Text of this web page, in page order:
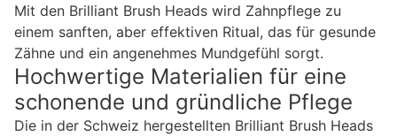
Mit den Brilliant Brush Heads wird Zahnpflege zu
einem sanften, aber effektiven Ritual, das für gesunde
Zähne und ein angenehmes Mundgefühl sorgt.
Hochwertige Materialien für eine
schonende und gründliche Pflege
Die in der Schweiz hergestellten Brilliant Brush Heads